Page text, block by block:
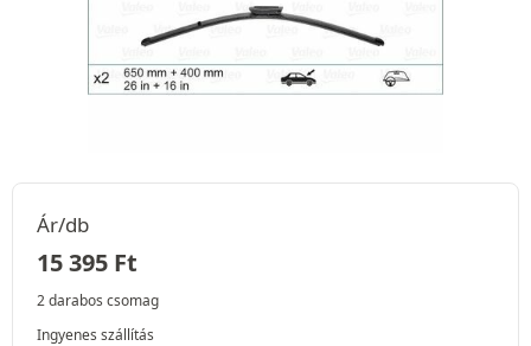
Ár/db
15 395 Ft
2 darabos csomag
Ingyenes szállítás